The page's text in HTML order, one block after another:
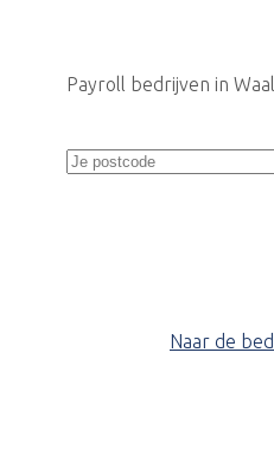
Payroll bedrijven in
Naar de